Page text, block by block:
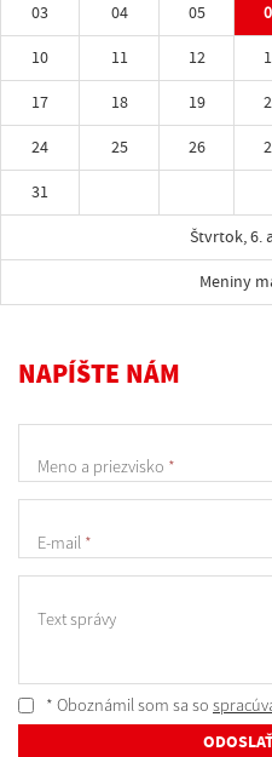
03
04 05
10
11 12
17
18 19
24
25 26
31
Štvrtok, 6.
Meniny
NAPÍŠTE NÁM
Meno a priezvisko *
E-mail *
Text správy
* Oboznámil som sa so